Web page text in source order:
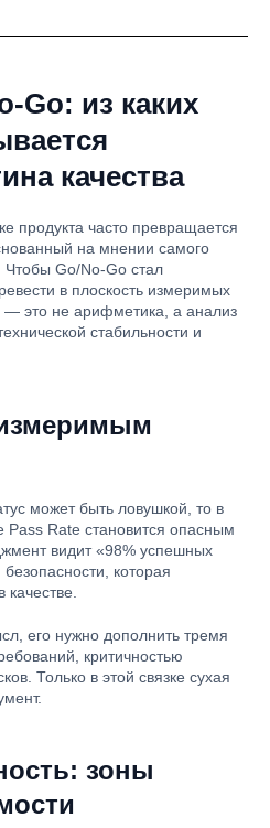
Go: из каких
качества
продукта часто превращается
на мнении самого
Чтобы Go/No-Go стал
в плоскость измеримых
— это не арифметика, а анализ
стабильности и
может быть ловушкой, то в
Rate становится опасным
видит «98% успешных
которая
его нужно дополнить тремя
критичностью
Только в этой связке сухая
зоны